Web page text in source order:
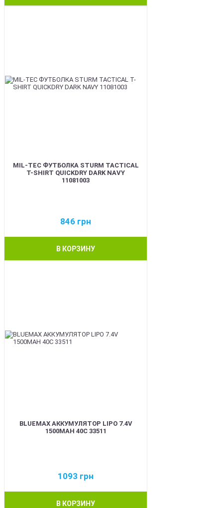
MIL-TEC ФУТБОЛКА STURM TACTICAL
T-SHIRT QUICKDRY DARK NAVY
11081003
846 грн
В КОРЗИНУ
BLUEMAX АККУМУЛЯТОР LIPO 7.4V
1500MAH 40C 33511
1093 грн
В КОРЗИНУ